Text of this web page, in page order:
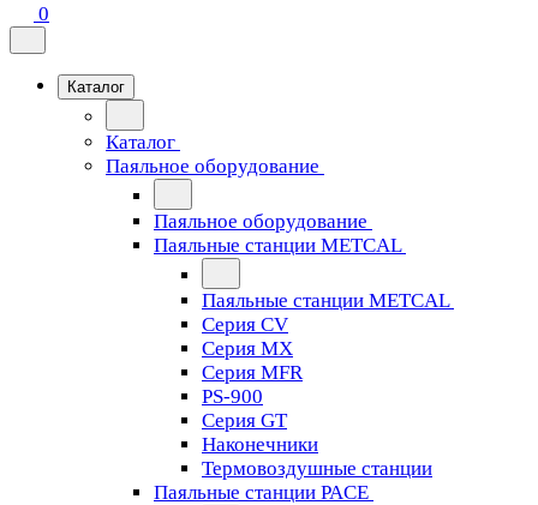
0
Каталог
Каталог
Паяльное оборудование
Паяльное оборудование
Паяльные станции METCAL
Паяльные станции METCAL
Серия CV
Серия MX
Серия MFR
PS-900
Серия GT
Наконечники
Термовоздушные станции
Паяльные станции PACE